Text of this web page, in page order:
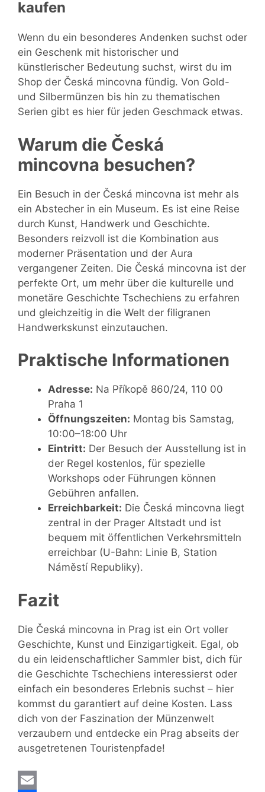
kaufen
Wenn du ein besonderes Andenken suchst oder
ein Geschenk mit historischer und
künstlerischer Bedeutung suchst, wirst du im
Shop der Česká mincovna fündig. Von Gold-
und Silbermünzen bis hin zu thematischen
Serien gibt es hier für jeden Geschmack etwas.
Warum die Česká
mincovna besuchen?
Ein Besuch in der Česká mincovna ist mehr als
ein Abstecher in ein Museum. Es ist eine Reise
durch Kunst, Handwerk und Geschichte.
Besonders reizvoll ist die Kombination aus
moderner Präsentation und der Aura
vergangener Zeiten. Die Česká mincovna ist der
perfekte Ort, um mehr über die kulturelle und
monetäre Geschichte Tschechiens zu erfahren
und gleichzeitig in die Welt der filigranen
Handwerkskunst einzutauchen.
Praktische Informationen
Adresse: Na Příkopě 860/24, 110 00
Praha 1
Öffnungszeiten: Montag bis Samstag,
10:00–18:00 Uhr
Eintritt: Der Besuch der Ausstellung ist in
der Regel kostenlos, für spezielle
Workshops oder Führungen können
Gebühren anfallen.
Erreichbarkeit: Die Česká mincovna liegt
zentral in der Prager Altstadt und ist
bequem mit öffentlichen Verkehrsmitteln
erreichbar (U-Bahn: Linie B, Station
Náměstí Republiky).
Fazit
Die Česká mincovna in Prag ist ein Ort voller
Geschichte, Kunst und Einzigartigkeit. Egal, ob
du ein leidenschaftlicher Sammler bist, dich für
die Geschichte Tschechiens interessierst oder
einfach ein besonderes Erlebnis suchst – hier
kommst du garantiert auf deine Kosten. Lass
dich von der Faszination der Münzenwelt
verzaubern und entdecke ein Prag abseits der
ausgetretenen Touristenpfade!